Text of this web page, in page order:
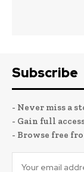
Subscribe
- Never miss a
- Gain full
- Browse free